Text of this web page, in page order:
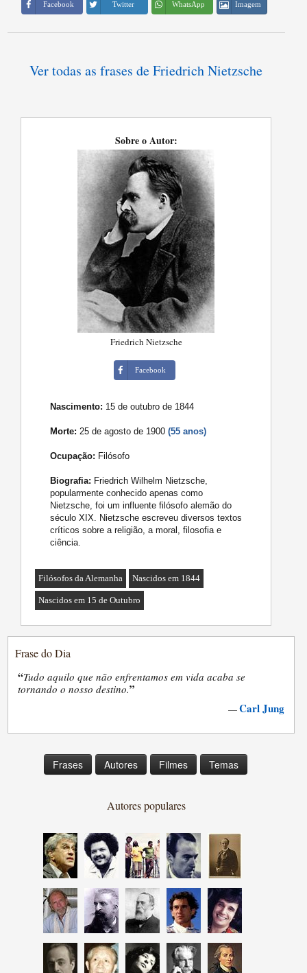
Facebook Twitter WhatsApp Imagem
Ver todas as frases de Friedrich Nietzsche
Sobre o Autor:
Friedrich Nietzsche
Facebook
Nascimento: 15 de outubro de 1844
Morte: 25 de agosto de 1900(55 anos)
Ocupação: Filósofo
Biografia: Friedrich Wilhelm Nietzsche,
popularmente conhecido apenas como
Nietzsche, foi um influente filósofo alemão do
século XIX. Nietzsche escreveu diversos textos
críticos sobre a religião, a moral, filosofia e
ciência.
Filósofos da Alemanha Nascidos em 1844
Nascidos em 15 de Outubro
Frase do Dia
“Tudo aquilo que não enfrentamos em vida acaba se
tornando o nosso destino.”
—Carl Jung
Frases Autores Filmes Temas
Autores populares